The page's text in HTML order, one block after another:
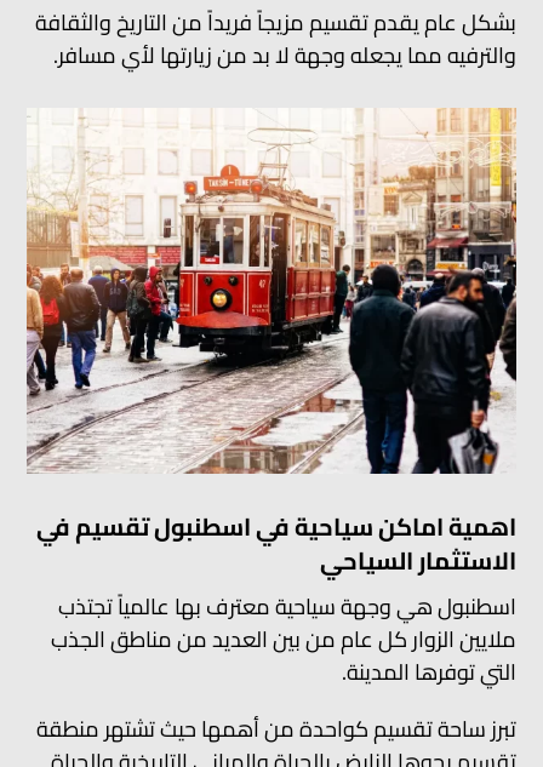
بشكل عام يقدم تقسيم مزيجاً فريداً من التاريخ والثقافة
والترفيه مما يجعله وجهة لا بد من زيارتها لأي مسافر.
اهمية اماكن سياحية في اسطنبول تقسيم في
الاستثمار السياحي
اسطنبول هي وجهة سياحية معترف بها عالمياً تجتذب
ملايين الزوار كل عام من بين العديد من مناطق الجذب
التي توفرها المدينة.
تبرز ساحة تقسيم كواحدة من أهمها حيث تشتهر منطقة